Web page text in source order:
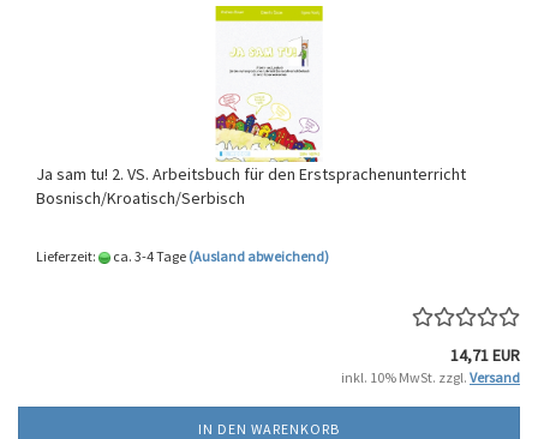
Ja sam tu! 2. VS. Arbeitsbuch für den Erstsprachenunterricht
Bosnisch/Kroatisch/Serbisch
Lieferzeit: ca. 3-4 Tage (Ausland abweichend)
14,71 EUR
inkl. 10% MwSt. zzgl. Versand
IN DEN WARENKORB